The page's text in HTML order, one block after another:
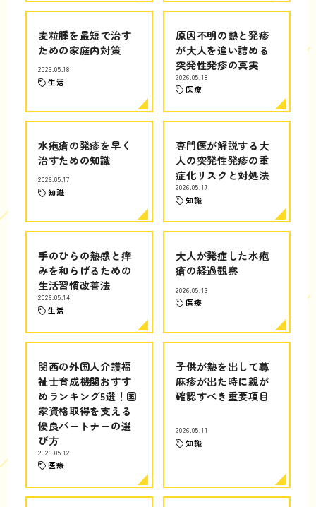
麦粒腫を最短で治す
ための家庭内対策
2026.05.18
生活
原因不明の熱と発疹
が大人を追い詰める
突発性発疹の真実
2026.05.18
医療
水疱瘡の発疹を早く
治すための知識
2026.05.17
知識
専門医が解説する大
人の突発性発疹の重
症化リスクと対処法
2026.05.17
知識
手のひらの熱感と痒
みを和らげるための
生活習慣改善法
2026.05.14
生活
大人が発症した水疱
瘡の経過観察
2026.05.13
医療
関西の外国人介護福
祉士育成機関おすす
めランキング5選！国
家資格取得を支える
優良パートナーの選
び方
2026.05.12
医療
子供が熱を出して蕁
麻疹が出た時に親が
確認すべき重要項目
2026.05.11
知識